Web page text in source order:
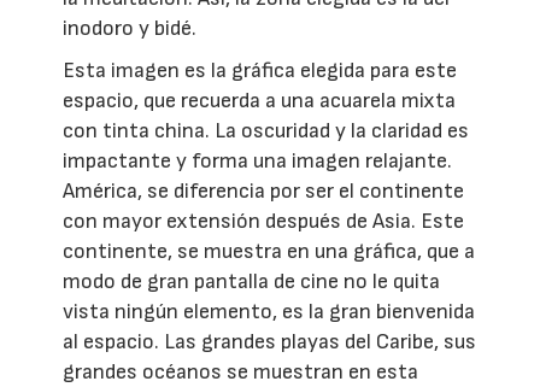
inodoro y bidé.
Esta imagen es la gráfica elegida para este
espacio, que recuerda a una acuarela mixta
con tinta china. La oscuridad y la claridad es
impactante y forma una imagen relajante.
América, se diferencia por ser el continente
con mayor extensión después de Asia. Este
continente, se muestra en una gráfica, que a
modo de gran pantalla de cine no le quita
vista ningún elemento, es la gran bienvenida
al espacio. Las grandes playas del Caribe, sus
grandes océanos se muestran en esta